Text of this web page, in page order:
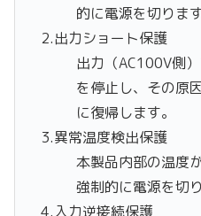
的に電源を切ります
2.出力ショート保護
出力（AC100V側
を停止し、その原
に復帰します。
3.異常温度検出保護
本製品内部の温度
強制的に電源を切
4.入力逆接続保護